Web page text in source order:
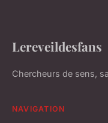
Lereveildesfans
Chercheurs de sens,
NAVIGATION